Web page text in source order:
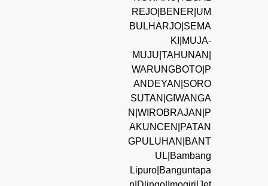
REJO|BENER|UM
BULHARJO|SEMA
KI|MUJA-
MUJU|TAHUNAN|
WARUNGBOTO|P
ANDEYAN|SORO
SUTAN|GIWANGA
N|WIROBRAJAN|P
AKUNCEN|PATAN
GPULUHAN|BANT
UL|Bambang
Lipuro|Banguntapa